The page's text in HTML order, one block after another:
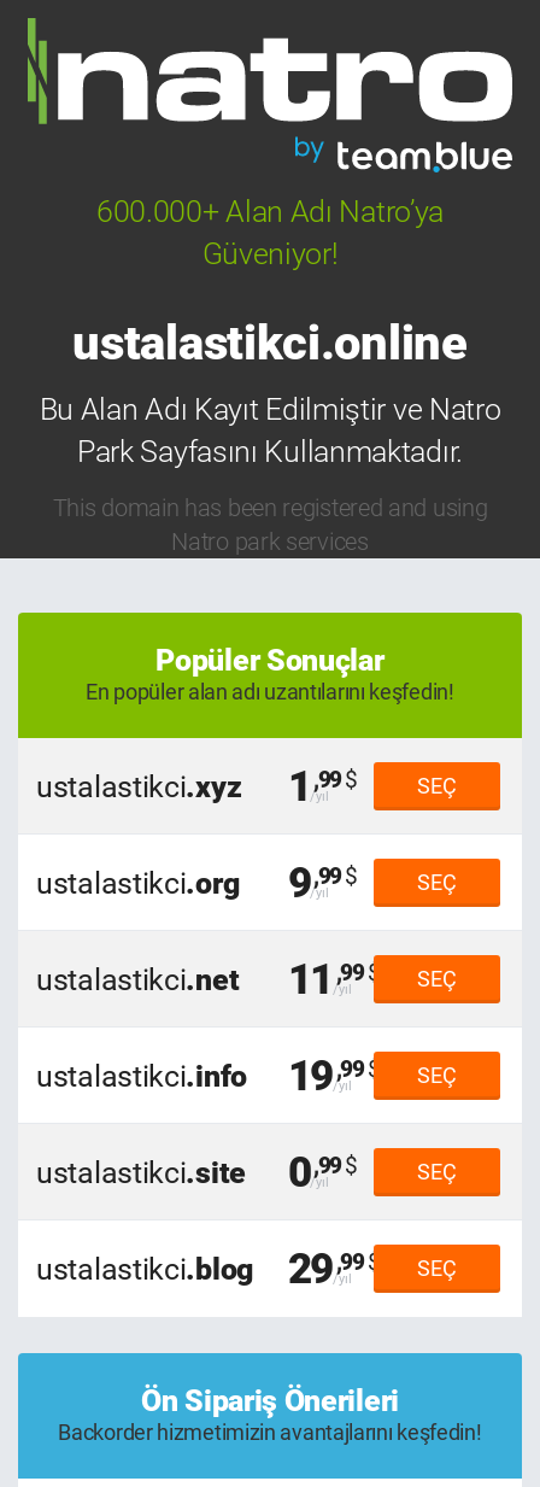
600.000+ Alan Adı Natro’ya
Güveniyor!
ustalastikci.online
Bu Alan Adı Kayıt Edilmiştir ve Natro
Park Sayfasını Kullanmaktadır.
This domain has been registered and using
Natro park services
Popüler Sonuçlar
En popüler alan adı uzantılarını keşfedin!
ustalastikci.xyz 1 ,99 SEÇ
ustalastikci.org 9,99 SEÇ
ustalastikci.net 11 ,99 SEÇ
ustalastikci.info 19,99 SEÇ
ustalastikci.site 0,99 SEÇ
ustalastikci.blog 29,99 SEÇ
Ön Sipariş Önerileri
Backorder hizmetimizin avantajlarını keşfedin!